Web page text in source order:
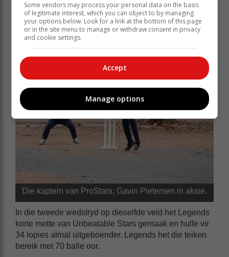
Die kaptein van ProStars, Gavin Pietersen in aksie.
In die tweede wedstryd op dieselfde veld het Legends
korte mette van Unbeatable Stars gemaak en hulle vir
34 lopies almal uitgeboender. Legends het die teiken
bereik met 70 balle oor.
Some vendors may process your personal data on the basis
of legitimate interest, which you can object to by managing
your options below. Look for a link at the bottom of this page
or in the site menu to manage or withdraw consent in privacy
and cookie settings.
Accept
Manage options